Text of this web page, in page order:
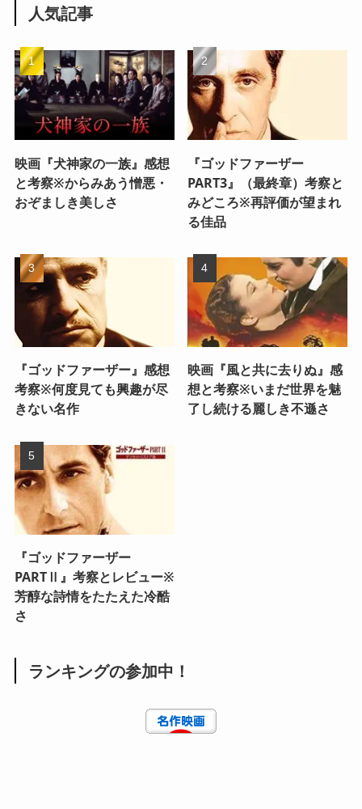
人気記事
映画『犬神家の一族』感想
と考察※からみあう憎悪・
おぞましき美しさ
『ゴッドファーザー
PART3』（最終章）考察と
みどころ※再評価が望まれ
る佳品
『ゴッドファーザー』感想
考察※何度見ても興趣が尽
きない名作
映画『風と共に去りぬ』感
想と考察※いまだ世界を魅
了し続ける麗しき不遜さ
『ゴッドファーザー
PARTⅡ』考察とレビュー※
芳醇な詩情をたたえた冷酷
さ
ランキングの参加中！